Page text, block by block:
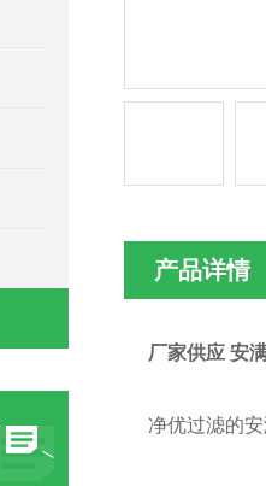
产品详情
厂家供应 安
净优过滤的